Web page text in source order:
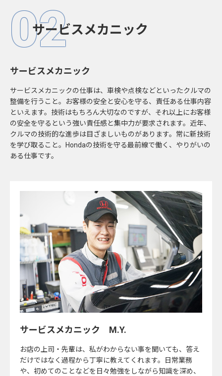
02
サービスメカニック
サービスメカニック
サービスメカニックの仕事は、車検や点検などといったクルマの
整備を行うこと。お客様の安全と安心を守る、責任ある仕事内容
といえます。技術はもちろん大切なのですが、それ以上にお客様
の安全を守るという強い責任感と集中力が要求されます。近年、
クルマの技術的な進歩は目ざましいものがあります。常に新技術
を学び取ること。Hondaの技術を守る最前線で働く、やりがいの
ある仕事です。
サービスメカニック M.Y.
お店の上司・先輩は、私がわからない事を聞いても、答え
だけではなく過程から丁寧に教えてくれます。日常業務
や、初めてのことなどを日々勉強をしながら知識を深め、